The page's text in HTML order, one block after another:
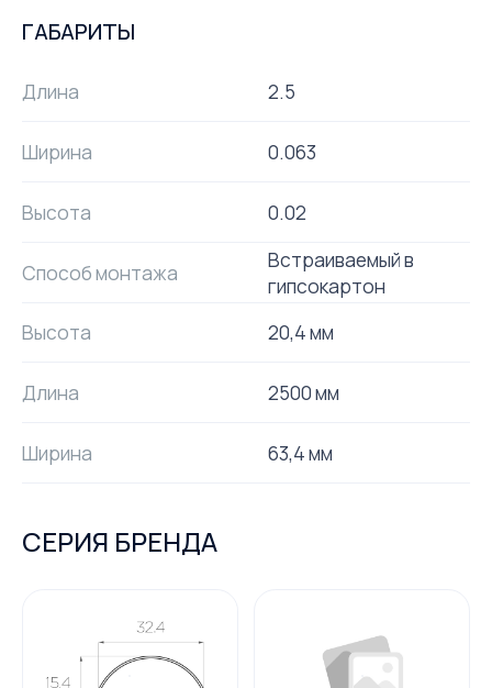
ГАБАРИТЫ
Длина 2.5
Ширина 0.063
Высота 0.02
Способ монтажа
Встраиваемый в
гипсокартон
Высота
20,4 мм
Длина 2500 мм
Ширина 63,4 мм
СЕРИЯ БРЕНДА